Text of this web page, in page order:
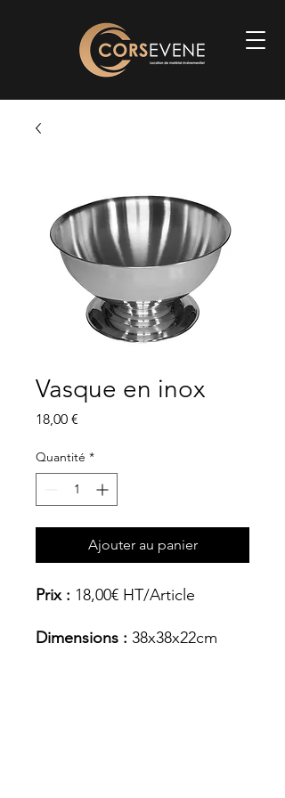
Vasque en inox
18,00 €
Quantité *
Ajouter au panier
Prix : 18,00€ HT/Article
Dimensions : 38x38x22cm